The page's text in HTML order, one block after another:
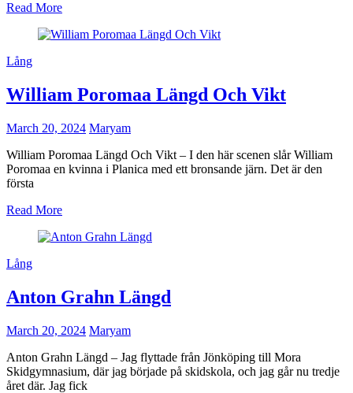
Read More
Lång
William Poromaa Längd Och Vikt
March 20, 2024 Maryam
William Poromaa Längd Och Vikt – I den här scenen slår William
Poromaa en kvinna i Planica med ett bronsande järn. Det är den
första
Read More
Lång
Anton Grahn Längd
March 20, 2024 Maryam
Anton Grahn Längd – Jag flyttade från Jönköping till Mora
Skidgymnasium, där jag började på skidskola, och jag går nu tredje
året där. Jag fick